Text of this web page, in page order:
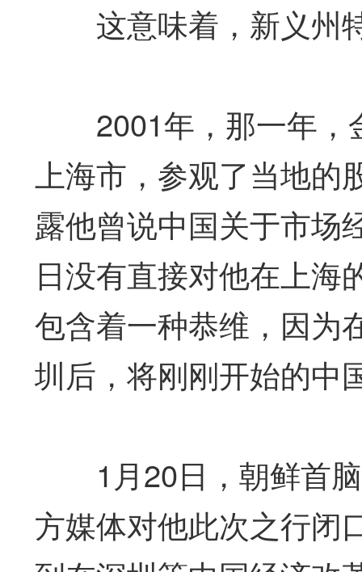
这意味着，新义州
2001年，那一年，
上海市，参观了当地的
露他曾说中国关于市场
日没有直接对他在上海
包含着一种恭维，因为
圳后，将刚刚开始的中
1月20日，朝鲜首脑
方媒体对他此次之行闭